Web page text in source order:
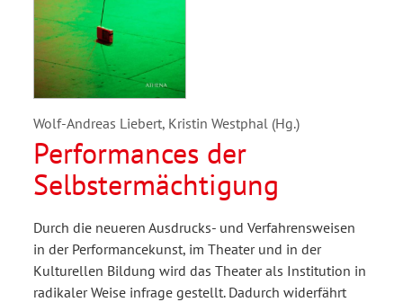
Wolf-Andreas Liebert, Kristin Westphal (Hg.)
Performances der
Selbstermächtigung
Durch die neueren Ausdrucks- und Verfahrensweisen
in der Performancekunst, im Theater und in der
Kulturellen Bildung wird das Theater als Institution in
radikaler Weise infrage gestellt. Dadurch widerfährt